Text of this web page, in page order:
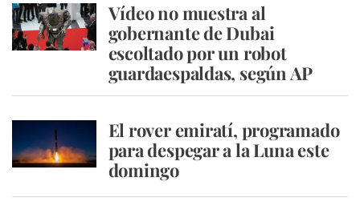
Vídeo no muestra al
gobernante de Dubai
escoltado por un robot
guardaespaldas, según AP
El rover emiratí, programado
para despegar a la Luna este
domingo